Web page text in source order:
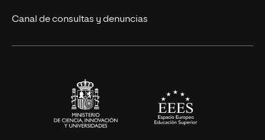
Eventos
Canal de consultas y denuncias